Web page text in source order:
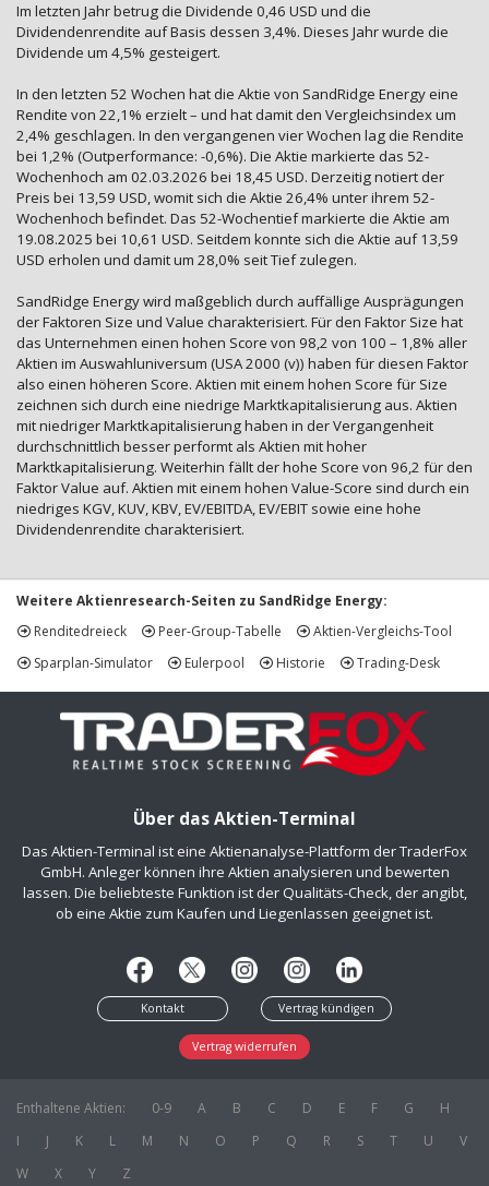
Im letzten Jahr betrug die Dividende 0,46 USD und die
Dividendenrendite auf Basis dessen 3,4%. Dieses Jahr wurde die
Dividende um 4,5% gesteigert.
In den letzten 52 Wochen hat die Aktie von SandRidge Energy eine
Rendite von 22,1% erzielt – und hat damit den Vergleichsindex um
2,4% geschlagen. In den vergangenen vier Wochen lag die Rendite
bei 1,2% (Outperformance: -0,6%). Die Aktie markierte das 52-
Wochenhoch am 02.03.2026 bei 18,45 USD. Derzeitig notiert der
Preis bei 13,59 USD, womit sich die Aktie 26,4% unter ihrem 52-
Wochenhoch befindet. Das 52-Wochentief markierte die Aktie am
19.08.2025 bei 10,61 USD. Seitdem konnte sich die Aktie auf 13,59
USD erholen und damit um 28,0% seit Tief zulegen.
SandRidge Energy wird maßgeblich durch auffällige Ausprägungen
der Faktoren Size und Value charakterisiert. Für den Faktor Size hat
das Unternehmen einen hohen Score von 98,2 von 100 – 1,8% aller
Aktien im Auswahluniversum (USA 2000 (v)) haben für diesen Faktor
also einen höheren Score. Aktien mit einem hohen Score für Size
zeichnen sich durch eine niedrige Marktkapitalisierung aus. Aktien
mit niedriger Marktkapitalisierung haben in der Vergangenheit
durchschnittlich besser performt als Aktien mit hoher
Marktkapitalisierung. Weiterhin fällt der hohe Score von 96,2 für den
Faktor Value auf. Aktien mit einem hohen Value-Score sind durch ein
niedriges KGV, KUV, KBV, EV/EBITDA, EV/EBIT sowie eine hohe
Dividendenrendite charakterisiert.
Weitere Aktienresearch-Seiten zu SandRidge Energy:
Renditedreieck
Peer-Group-Tabelle
Aktien-Vergleichs-Tool
Sparplan-Simulator
Eulerpool Historie Trading-Desk
Über das Aktien-Terminal
Das Aktien-Terminal ist eine Aktienanalyse-Plattform der TraderFox
GmbH. Anleger können ihre Aktien analysieren und bewerten
lassen. Die beliebteste Funktion ist der Qualitäts-Check, der angibt,
ob eine Aktie zum Kaufen und Liegenlassen geeignet ist.
Kontakt Vertrag kündigen
Vertrag widerrufen
Enthaltene Aktien: 0-9 A B C D E F G
H
I
J K L M N O P Q R S T U
V
W
X Y Z